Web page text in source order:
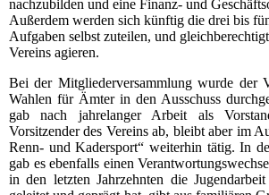
nachzubilden und eine Finanz- und
Außerdem werden sich künftig die drei bis
Aufgaben selbst zuteilen, und
Vereins agieren.
Bei der Mitgliederversammlung wurde der
Wahlen für Ämter in den Ausschuss
gab nach jahrelanger Arbeit als
Vorsitzender des Vereins ab, bleibt aber im
Renn- und Kadersport“ weiterhin tätig. In
gab es ebenfalls einen
in den letzten Jahrzehnten die